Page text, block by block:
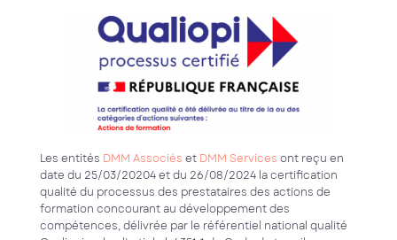
Les entités DMM Associés et DMM Services ont reçu en
date du 25/03/20204 et du 26/08/2024 la certification
qualité du processus des prestataires des actions de
formation concourant au développement des
compétences, délivrée par le référentiel national qualité